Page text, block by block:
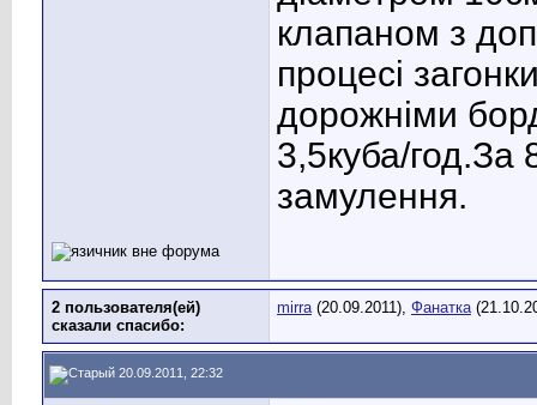
клапаном з
процесі
дорожніми
3,5куба/год.За
замулення.
2 пользователя(ей)
сказали cпасибо:
mirra(20.09.2011), Фанатка
20.09.2011, 22:32